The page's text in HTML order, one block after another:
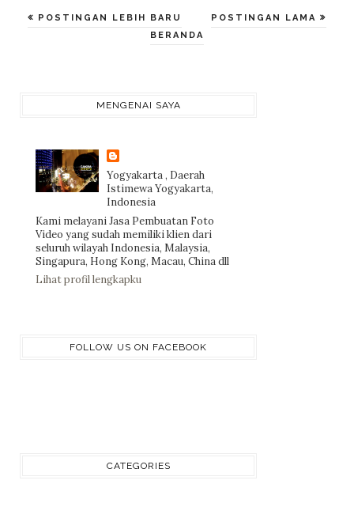
POSTINGAN LEBIH BARU
POSTINGAN LAMA
BERANDA
MENGENAI SAYA
Yogyakarta , Daerah
Istimewa Yogyakarta,
Indonesia
Kami melayani Jasa Pembuatan Foto
Video yang sudah memiliki klien dari
seluruh wilayah Indonesia, Malaysia,
Singapura, Hong Kong, Macau, China dll
Lihat profil lengkapku
FOLLOW US ON FACEBOOK
CATEGORIES